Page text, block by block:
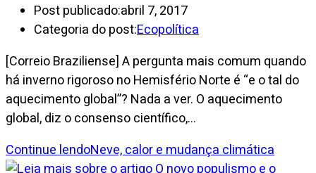
Post publicado:abril 7, 2017
Categoria do post:Ecopolítica
[Correio Braziliense] A pergunta mais comum quando
há inverno rigoroso no Hemisfério Norte é “e o tal do
aquecimento global”? Nada a ver. O aquecimento
global, diz o consenso científico,…
Continue lendoNeve, calor e mudança climática